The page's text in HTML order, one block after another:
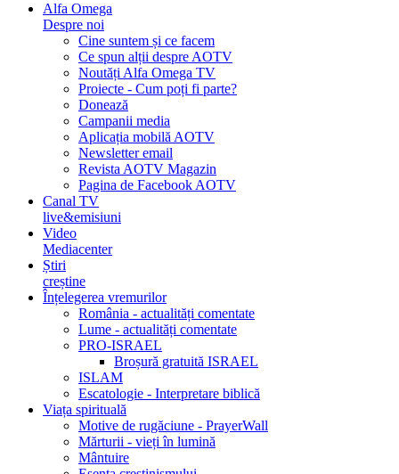
Alfa Omega
Despre noi
Cine suntem și ce facem
Ce spun alții despre AOTV
Noutăți Alfa Omega TV
Proiecte - Cum poți fi parte?
Donează
Campanii media
Aplicația mobilă AOTV
Newsletter email
Revista AOTV Magazin
Pagina de Facebook AOTV
Canal TV
live&emisiuni
Video
Mediacenter
Știri
creștine
Înțelegerea vremurilor
România - actualități comentate
Lume - actualități comentate
PRO-ISRAEL
Broșură gratuită ISRAEL
ISLAM
Escatologie - Interpretare biblică
Viața spirituală
Motive de rugăciune - PrayerWall
Mărturii - vieți în lumină
Mântuire